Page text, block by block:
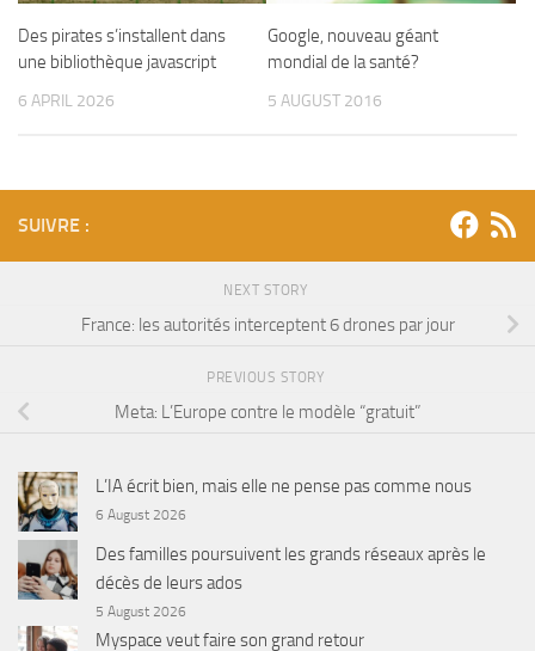
Des pirates s’installent dans
une bibliothèque javascript
6 APRIL 2026
Google, nouveau géant
mondial de la santé?
5 AUGUST 2016
SUIVRE :
NEXT STORY
France: les autorités interceptent 6 drones par jour
PREVIOUS STORY
Meta: L’Europe contre le modèle “gratuit”
L’IA écrit bien, mais elle ne pense pas comme nous
6 August 2026
Des familles poursuivent les grands réseaux après le
décès de leurs ados
5 August 2026
Myspace veut faire son grand retour